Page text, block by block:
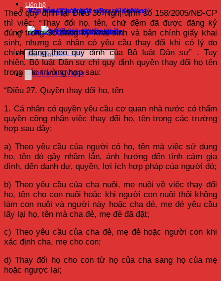
Xây dựng pháp luật – Trợ giúp pháp lý
Hoạt động Luật sư thành viên
Bản tin luật sư ngày nay
Quy định pháp luật về luật sư
Tư vấn pháp luật
Hình ảnh & Video
Văn bản Liên đoàn Luật sư Việt Nam
Văn bản Đảng – Nhà nước
Tra cứu Tổ chức hành nghề
Đăng nhập
Liên hệ
Theo quy định tại Điều 36 Nghị định số 158/2005/NĐ-CP
thì việc: “Thay đổi họ, tên, chữ đệm đã được đăng ký
đúng trong Sổ đăng ký khai sinh và bản chính giấy khai
sinh, nhưng cá nhân có yêu cầu thay đổi khi có lý do
chính đáng theo quy định của Bộ luật Dân sự” . Tuy
nhiên, Bộ luật Dân sự chỉ quy định quyền thay đổi họ tên
trong các trường hợp sau:
“Điều 27. Quyền thay đổi họ, tên
1. Cá nhân có quyền yêu cầu cơ quan nhà nước có thẩm
quyền công nhận việc thay đổi họ, tên trong các trường
hợp sau đây:
a) Theo yêu cầu của người có họ, tên mà việc sử dụng
họ, tên đó gây nhầm lẫn, ảnh hưởng đến tình cảm gia
đình, đến danh dự, quyền, lợi ích hợp pháp của người đó;
b) Theo yêu cầu của cha nuôi, mẹ nuôi về việc thay đổi
họ, tên cho con nuôi hoặc khi người con nuôi thôi không
làm con nuôi và người này hoặc cha đẻ, mẹ đẻ yêu cầu
lấy lại họ, tên mà cha đẻ, mẹ đẻ đã đặt;
c) Theo yêu cầu của cha đẻ, mẹ đẻ hoặc người con khi
xác định cha, mẹ cho con;
d) Thay đổi họ cho con từ họ của cha sang họ của mẹ
hoặc ngược lại;